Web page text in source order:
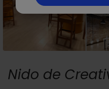
Nido de